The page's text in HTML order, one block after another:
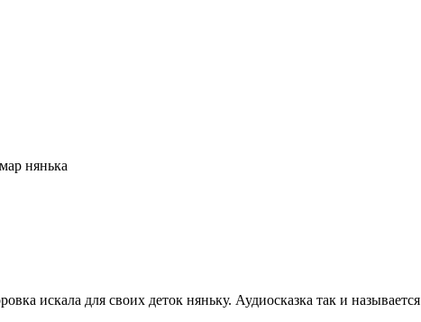
искала для своих деток няньку. Аудиосказка так и называется